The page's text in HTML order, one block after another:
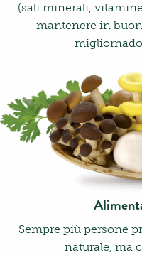
(sali minerali,
mantenere in
Sempre più persone
naturale, ma